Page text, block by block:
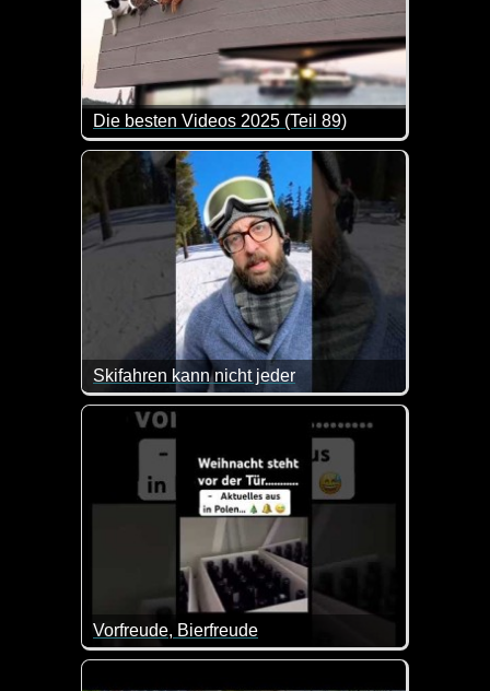
Die besten Videos 2025 (Teil 89)
Eine tolle Zusammenstellung von lustigen
Skifahren kann nicht jeder
Sein Blick ist einfach klasse. Man sieht genau,
Vorfreude, Bierfreude
Aktuelles aus Polen. Schließlich steht